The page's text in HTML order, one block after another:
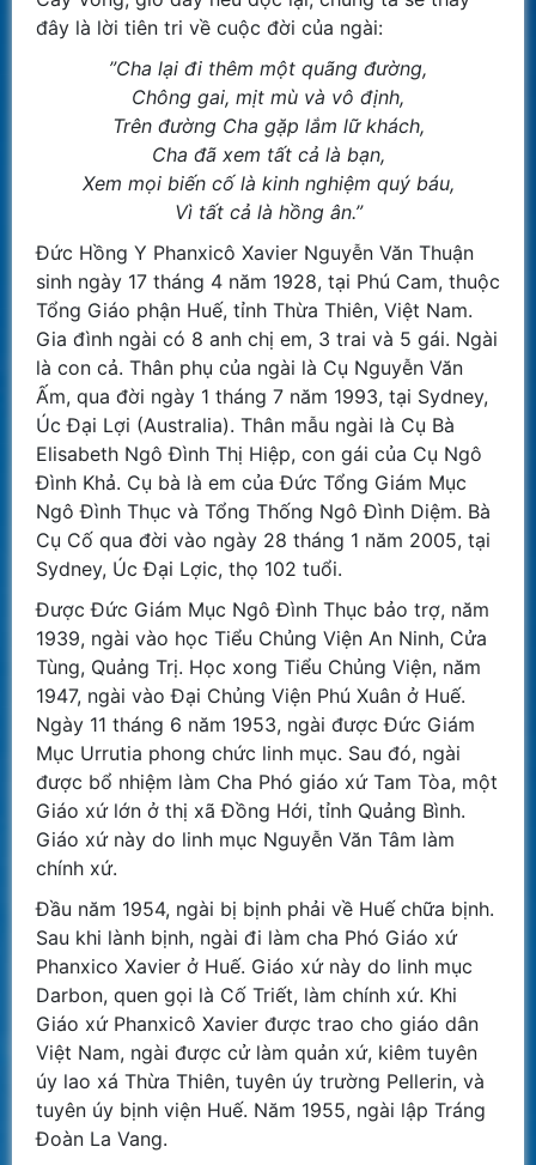
đây là lời tiên tri về cuộc đời của ngài:
”Cha lại đi thêm một quãng đường,
Chông gai, mịt mù và vô định,
Trên đường Cha gặp lắm lữ khách,
Cha đã xem tất cả là bạn,
Xem mọi biến cố là kinh nghiệm quý báu,
Vì tất cả là hồng ân.”
Đức Hồng Y Phanxicô Xavier Nguyễn Văn Thuận
sinh ngày 17 tháng 4 năm 1928, tại Phú Cam, thuộc
Tổng Giáo phận Huế, tỉnh Thừa Thiên, Việt Nam.
Gia đình ngài có 8 anh chị em, 3 trai và 5 gái. Ngài
là con cả. Thân phụ của ngài là Cụ Nguyễn Văn
Ấm, qua đời ngày 1 tháng 7 năm 1993, tại Sydney,
Úc Đại Lợi (Australia). Thân mẫu ngài là Cụ Bà
Elisabeth Ngô Đình Thị Hiệp, con gái của Cụ Ngô
Đình Khả. Cụ bà là em của Đức Tổng Giám Mục
Ngô Đình Thục và Tổng Thống Ngô Đình Diệm. Bà
Cụ Cố qua đời vào ngày 28 tháng 1 năm 2005, tại
Sydney, Úc Đại Lợic, thọ 102 tuổi.
Được Đức Giám Mục Ngô Đình Thục bảo trợ, năm
1939, ngài vào học Tiểu Chủng Viện An Ninh, Cửa
Tùng, Quảng Trị. Học xong Tiểu Chủng Viện, năm
1947, ngài vào Đại Chủng Viện Phú Xuân ở Huế.
Ngày 11 tháng 6 năm 1953, ngài được Đức Giám
Mục Urrutia phong chức linh mục. Sau đó, ngài
được bổ nhiệm làm Cha Phó giáo xứ Tam Tòa, một
Giáo xứ lớn ở thị xã Đồng Hới, tỉnh Quảng Bình.
Giáo xứ này do linh mục Nguyễn Văn Tâm làm
chính xứ.
Đầu năm 1954, ngài bị bịnh phải về Huế chữa bịnh.
Sau khi lành bịnh, ngài đi làm cha Phó Giáo xứ
Phanxico Xavier ở Huế. Giáo xứ này do linh mục
Darbon, quen gọi là Cố Triết, làm chính xứ. Khi
Giáo xứ Phanxicô Xavier được trao cho giáo dân
Việt Nam, ngài được cử làm quản xứ, kiêm tuyên
úy lao xá Thừa Thiên, tuyên úy trường Pellerin, và
tuyên úy bịnh viện Huế. Năm 1955, ngài lập Tráng
Đoàn La Vang.